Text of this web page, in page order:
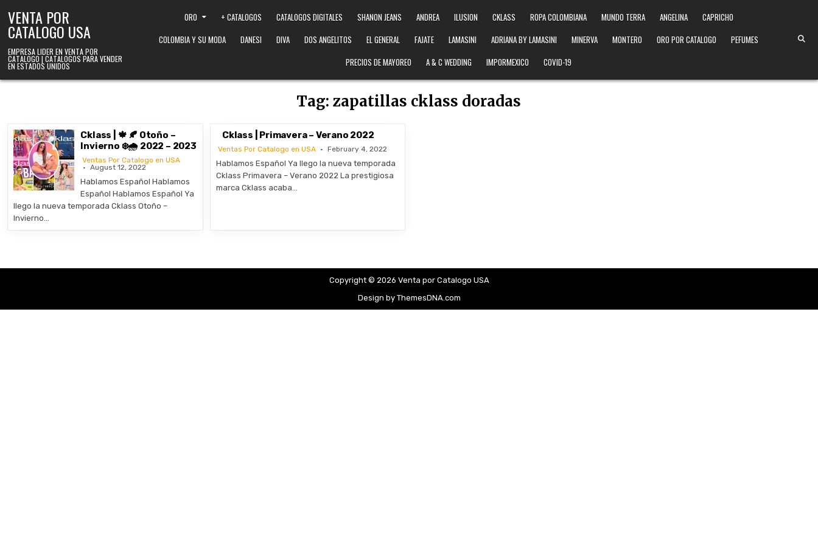
VENTA POR
CATALOGO USA
EMPRESA LIDER EN VENTA POR
CATALOGO | CATALOGOS PARA VENDER
EN ESTADOS UNIDOS
ORO + CATALOGOS CATALOGOS DIGITALES SHANON JEANS ANDREA ILUSION CKLASS ROPA COLOMBIANA MUNDO TERRA ANGELINA
CAPRICHO
COLOMBIA Y SU MODA
DANESI DIVA DOS ANGELITOS EL GENERAL FAJATE LAMASINI ADRIANA BY LAMASINI MINERVA MONTERO ORO POR CATALOGO
PEFUMES
PRECIOS DE MAYOREO
A & C WEDDING IMPORMEXICO COVID-19
Tag:zapatillas cklass doradas
Cklass | 🍁 🍂 Otoño –
Invierno ❄️🌧️ 2022 – 2023
Ventas Por Catalogo en USA
August 12, 2022
Hablamos Español Hablamos
Español Hablamos Español Ya
llego la nueva temporada Cklass Otoño –
Invierno…
Cklass | Primavera – Verano 2022
Ventas Por Catalogo en USA February 4, 2022
Hablamos Español Ya llego la nueva temporada
Cklass Primavera – Verano 2022 La prestigiosa
marca Cklass acaba…
Copyright © 2026 Venta por Catalogo USA
Design by ThemesDNA.com